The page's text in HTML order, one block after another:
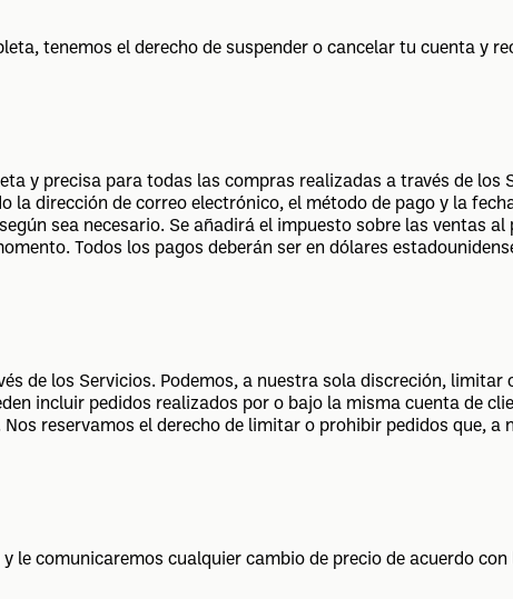
tenemos el derecho de suspender o cancelar tu cuenta y
y precisa para todas las compras realizadas a través de los
dirección de correo electrónico, el método de pago y la
sea necesario. Se añadirá el impuesto sobre las ventas al
Todos los pagos deberán ser en dólares
de los Servicios. Podemos, a nuestra sola discreción, limitar
incluir pedidos realizados por o bajo la misma cuenta de
reservamos el derecho de limitar o prohibir pedidos que, a
le comunicaremos cualquier cambio de precio de acuerdo con